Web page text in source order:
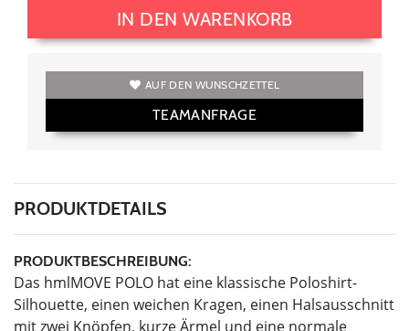
IN DEN WARENKORB
AUF DEN WUNSCHZETTEL
TEAMANFRAGE
PRODUKTDETAILS
PRODUKTBESCHREIBUNG:
Das hmlMOVE POLO hat eine klassische Poloshirt-
Silhouette, einen weichen Kragen, einen Halsausschnitt
mit zwei Knöpfen, kurze Ärmel und eine normale